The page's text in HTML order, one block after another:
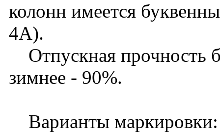
колонн имеется
4А).
Отпускная прочность
зимнее - 90%.
Варианты маркировки: